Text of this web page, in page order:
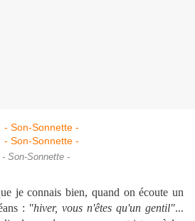
- Son-Sonnette -
je connais bien, quand on écoute un
: "hiver, vous n'êtes qu'un gentil"...